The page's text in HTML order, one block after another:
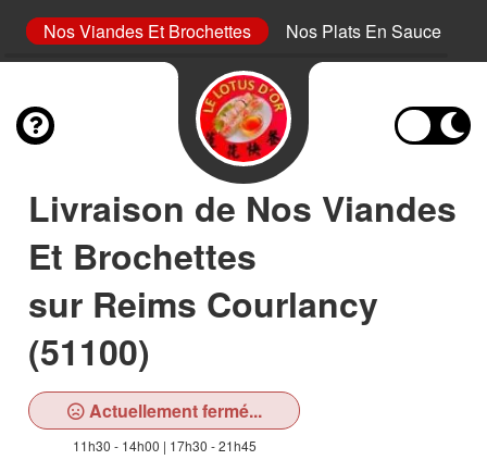
Nos Viandes Et Brochettes Nos Plats En Sauce
Livraison de Nos Viandes
Et Brochettes
sur Reims Courlancy
(51100)
Actuellement fermé...
11h30 - 14h00 | 17h30 - 21h45